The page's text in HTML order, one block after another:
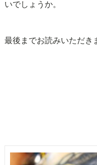
いでしょうか。
最後までお読みいただき